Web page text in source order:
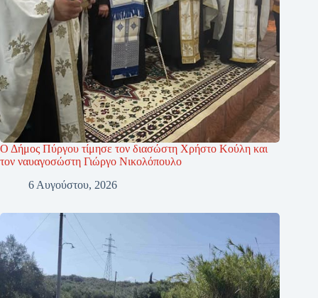
Ο Δήμος Πύργου τίμησε τον διασώστη Χρήστο Κούλη και
τον ναυαγοσώστη Γιώργο Νικολόπουλο
6 Αυγούστου, 2026